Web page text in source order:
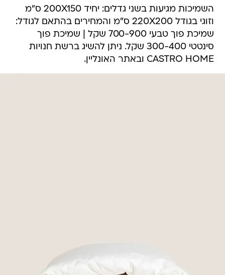
השמיכות מגיעות בשני גדלים: יחיד 200X150 ס"מ
וזוגי בגודל 220X200 ס"מ והמחירים בהתאם לגודל:
שמיכת פוך טבעי 700-900 שקל | שמיכת פוך
סינטטי 300-400 שקל. ניתן להשיג ברשת חנויות
CASTRO HOME ובאתר האונליין.